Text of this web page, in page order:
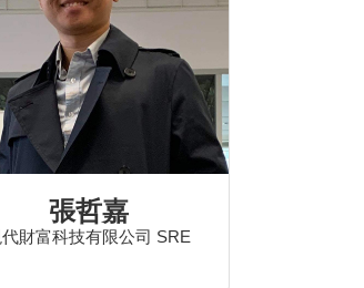
張哲嘉
財富科技有限公司 SRE